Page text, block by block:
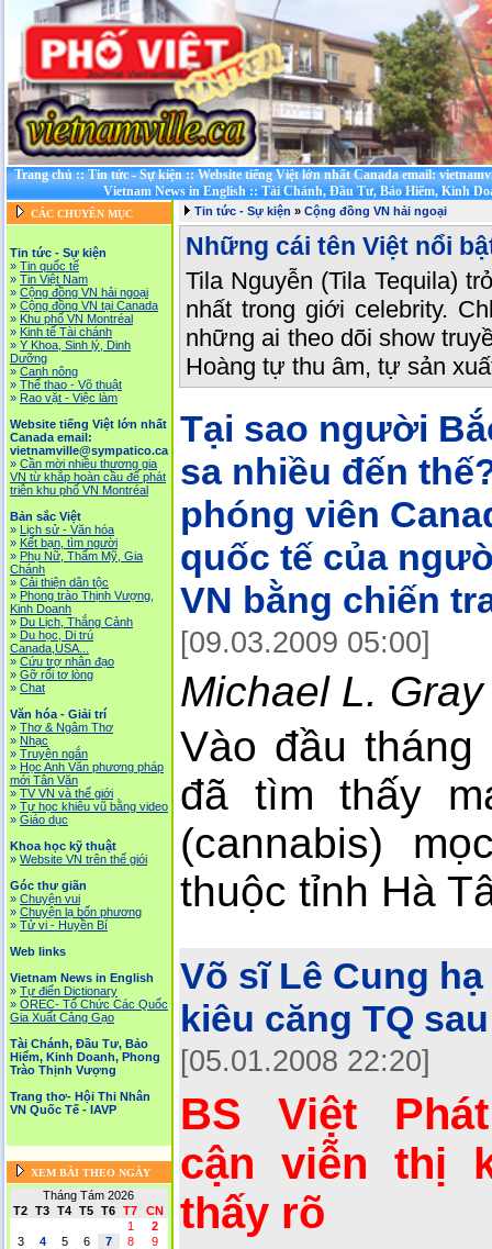
Trang chủ::Tin tức - Sự kiện::Website tiếng Việt lớn nhất Canada email:
Vietnam News in English::Tài Chánh, Đầu Tư, Bảo Hiểm, Kinh
CÁC CHUYÊN MỤC
Tin tức - Sự kiện
» Tin quốc tế
» Tin Việt Nam
» Cộng đồng VN hải ngoại
» Cộng đồng VN tại Canada
» Khu phố VN Montréal
» Kinh tế Tài chánh
» Y Khoa, Sinh lý, Dinh
Dưỡng
» Canh nông
» Thể thao - Võ thuật
» Rao vặt - Việc làm
Website tiếng Việt lớn nhất
Canada email:
vietnamville@sympatico.ca
» Cần mời nhiều thương gia
VN từ khắp hoàn cầu để phát
triễn khu phố VN Montréal
Bản sắc Việt
» Lịch sử - Văn hóa
» Kết bạn, tìm người
» Phụ Nữ, Thẩm Mỹ, Gia
Chánh
» Cải thiện dân tộc
» Phong trào Thịnh Vượng,
Kinh Doanh
» Du Lịch, Thắng Cảnh
» Du học, Di trú
Canada,USA...
» Cứu trợ nhân đạo
» Gỡ rối tơ lòng
» Chat
Văn hóa - Giải trí
» Thơ & Ngâm Thơ
» Nhạc
» Truyện ngắn
» Học Anh Văn phương pháp
mới Tân Văn
» TV VN và thế giới
» Tự học khiêu vũ bằng video
» Giáo dục
Khoa học kỹ thuật
» Website VN trên thế giói
Góc thư giãn
» Chuyện vui
» Chuyện lạ bốn phương
» Tử vi - Huyền Bí
Web links
Vietnam News in English
» Tự điển Dictionary
» OREC- Tố Chức Các Quốc
Gia Xuất Cảng Gạo
Tài Chánh, Đầu Tư, Bảo
Hiểm, Kinh Doanh, Phong
Trào Thịnh Vượng
Trang thơ- Hội Thi Nhân
VN Quốc Tế - IAVP
XEM BÀI THEO NGÀY
Tháng Tám 2026
T2
T3 T4 T5 T6 T7
CN
1
2
3
4 5 6 7 8
9
Tin tức - Sự kiện » Cộng đồng VN hải ngoại
Những cái tên Việt nổi
Tila Nguyễn (Tila Tequila)
nhất trong giới celebrity.
những ai theo dõi show
Hoàng tự thu âm, tự sản
Tại sao người
sa nhiều đến
phóng viên
quốc tế của
VN bằng chiến
[09.03.2009 05:00]
Michael L. Gray
Vào đầu
đã tìm thấy
(cannabis)
thuộc tỉnh Hà
Võ sĩ Lê Cung
kiêu căng TQ
[05.01.2008 22:20]
BS Việt
cận viễn thị
thấy rõ